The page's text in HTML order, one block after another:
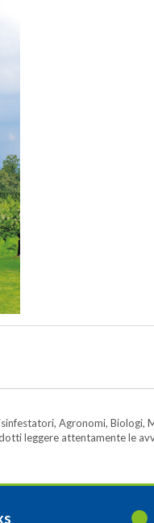
Agronomi, Biologi,
leggere attentamente le